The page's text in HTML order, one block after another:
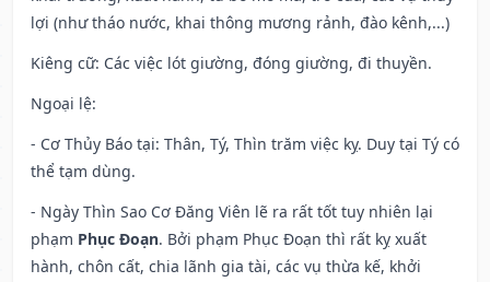
lợi (như tháo nước, khai thông mương rảnh, đào kênh,...)
Kiêng cữ: Các việc lót giường, đóng giường, đi thuyền.
Ngoại lệ:
- Cơ Thủy Báo tại: Thân, Tý, Thìn trăm việc kỵ. Duy tại Tý có
thể tạm dùng.
- Ngày Thìn Sao Cơ Đăng Viên lẽ ra rất tốt tuy nhiên lại
phạm Phục Đoạn. Bởi phạm Phục Đoạn thì rất kỵ xuất
hành, chôn cất, chia lãnh gia tài, các vụ thừa kế, khởi